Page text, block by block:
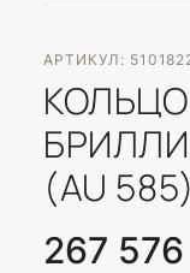
АРТИКУЛ:
(AU 585)
267